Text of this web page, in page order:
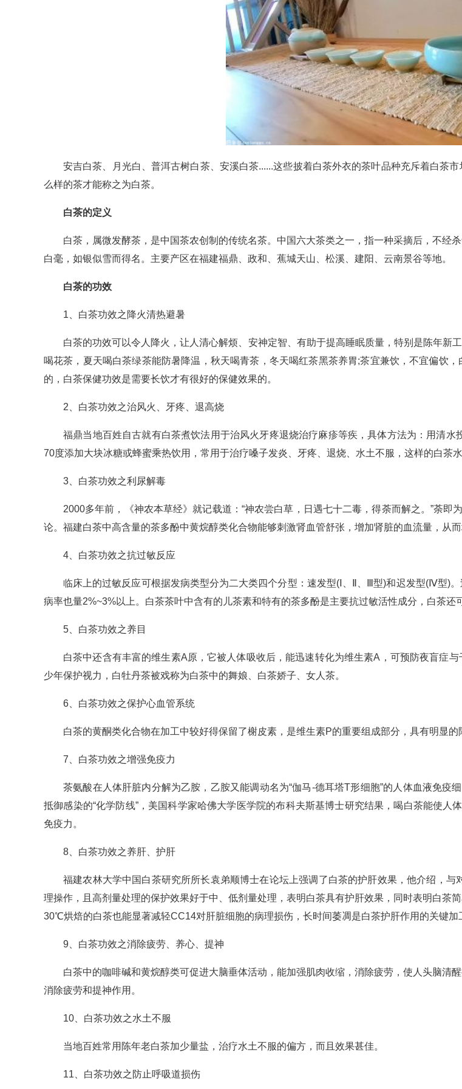
安吉白茶、月光白、普洱古树白茶、安溪白茶......这些披着白茶外衣的茶叶品种充斥着白茶
么样的茶才能称之为白茶。
白茶的定义
白茶，属微发酵茶，是中国茶农创制的传统名茶。中国六大茶类之一，指一种采摘后，不经
白毫，如银似雪而得名。主要产区在福建福鼎、政和、蕉城天山、松溪、建阳、云南景谷等地。
白茶的功效
1、白茶功效之降火清热避暑
白茶的功效可以令人降火，让人清心解烦、安神定智、有助于提高睡眠质量，特别是陈年新
喝花茶，夏天喝白茶绿茶能防暑降温，秋天喝青茶，冬天喝红茶黑茶养胃;茶宜兼饮，不宜偏饮
的，白茶保健功效是需要长饮才有很好的保健效果的。
2、白茶功效之治风火、牙疼、退高烧
福鼎当地百姓自古就有白茶煮饮法用于治风火牙疼退烧治疗麻疹等疾，具体方法为：用清
70度添加大块冰糖或蜂蜜乘热饮用，常用于治疗嗓子发炎、牙疼、退烧、水土不服，这样的白茶水
3、白茶功效之利尿解毒
2000多年前，《神农本草经》就记载道：“神农尝白草，日遇七十二毒，得荼而解之。”荼
论。福建白茶中高含量的茶多酚中黄烷醇类化合物能够刺激肾血管舒张，增加肾脏的血流量，从
4、白茶功效之抗过敏反应
临床上的过敏反应可根据发病类型分为二大类四个分型：速发型(Ⅰ、Ⅱ、Ⅲ型)和迟发型(Ⅳ型)
病率也量2%~3%以上。白茶茶叶中含有的儿茶素和特有的茶多酚是主要抗过敏活性成分，白茶
5、白茶功效之养目
白茶中还含有丰富的维生素A原，它被人体吸收后，能迅速转化为维生素A，可预防夜盲症
少年保护视力，白牡丹茶被戏称为白茶中的舞娘、白茶娇子、女人茶。
6、白茶功效之保护心血管系统
白茶的黄酮类化合物在加工中较好得保留了榭皮素，是维生素P的重要组成部分，具有明显的
7、白茶功效之增强免疫力
茶氨酸在人体肝脏内分解为乙胺，乙胺又能调动名为“伽马-德耳塔T形细胞”的人体血液免
抵御感染的“化学防线”，美国科学家哈佛大学医学院的布科夫斯基博士研究结果，喝白茶能使
免疫力。
8、白茶功效之养肝、护肝
福建农林大学中国白茶研究所所长袁弟顺博士在论坛上强调了白茶的护肝效果，他介绍，
理操作，且高剂量处理的保护效果好于中、低剂量处理，表明白茶具有护肝效果，同时表明白茶
30℃烘焙的白茶也能显著减轻CC14对肝脏细胞的病理损伤，长时间萎凋是白茶护肝作用的关键加
9、白茶功效之消除疲劳、养心、提神
白茶中的咖啡碱和黄烷醇类可促进大脑垂体活动，能加强肌肉收缩，消除疲劳，使人头脑清
消除疲劳和提神作用。
10、白茶功效之水土不服
当地百姓常用陈年老白茶加少量盐，治疗水土不服的偏方，而且效果甚佳。
11、白茶功效之防止呼吸道损伤